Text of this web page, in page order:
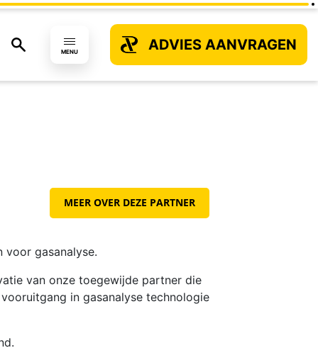
MENU ADVIES AANVRAGEN
MEER OVER DEZE PARTNER
voor gasanalyse.
van onze toegewijde partner die
in gasanalyse technologie